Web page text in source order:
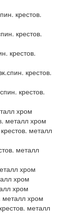
крестов.
крестов.
крестов.
крестов.
крестов.
хром
металл хром
металл
металл
хром
хром
хром
металл хром
металл